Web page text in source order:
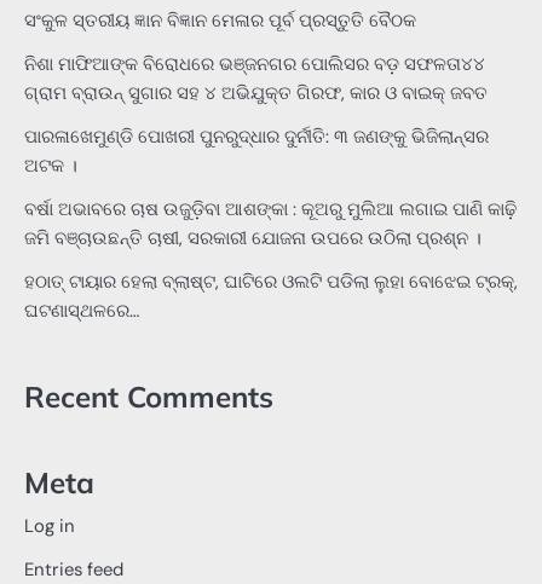
ସଂକୁଳ ସ୍ତରୀୟ ଜ୍ଞାନ ବିଜ୍ଞାନ ମେଳାର ପୂର୍ବ ପ୍ରସ୍ତୁତି ବୈଠକ
ନିଶା ମାଫିଆଙ୍କ ବିରୋଧରେ ଭଞ୍ଜନଗର ପୋଲିସର ବଡ଼ ସଫଳତା୪୪
ଗ୍ରାମ ବ୍ରାଉନ୍ ସୁଗାର ସହ ୪ ଅଭିଯୁକ୍ତ ଗିରଫ, କାର ଓ ବାଇକ୍ ଜବତ
ପାରଳାଖେମୁଣ୍ଡି ପୋଖରୀ ପୁନରୁଦ୍ଧାର ଦୁର୍ନୀତି: ୩ ଜଣଙ୍କୁ ଭିଜିଲାନ୍ସର
ଅଟକ ।
ବର୍ଷା ଅଭାବରେ ଚାଷ ଉଜୁଡ଼ିବା ଆଶଙ୍କା : କୂଅରୁ ମୁଲିଆ ଲଗାଇ ପାଣି କାଢ଼ି
ଜମି ବଞ୍ଚାଉଛନ୍ତି ଚାଷୀ, ସରକାରୀ ଯୋଜନା ଉପରେ ଉଠିଲା ପ୍ରଶ୍ନ ।
ହଠାତ୍‌ ଟାୟାର ହେଲା ବ୍ଲାଷ୍ଟ, ଘାଟିରେ ଓଲଟି ପଡିଲା ଲୁହା ବୋଝେଇ ଟ୍ରକ୍‌,
ଘଟଣାସ୍ଥଳରେ…
Recent Comments
Meta
Log in
Entries feed